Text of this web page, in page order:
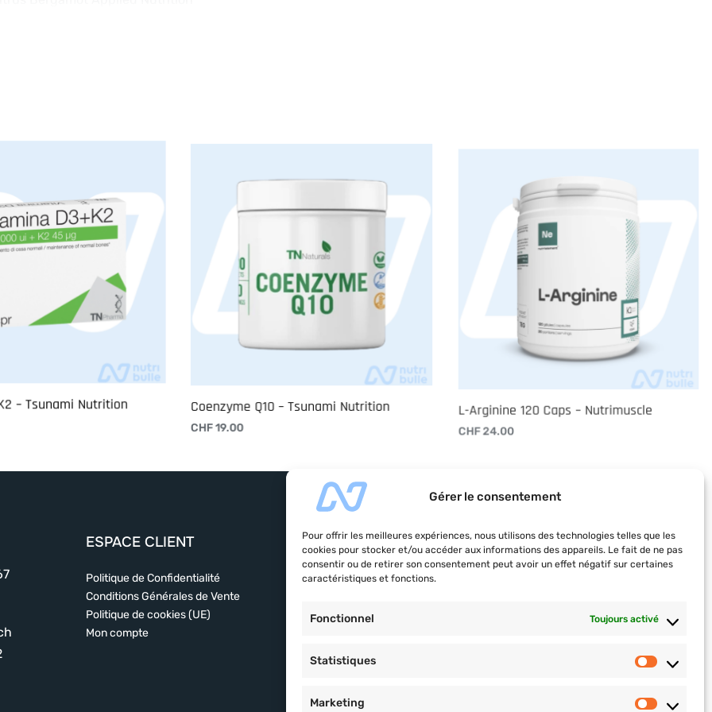
Gérer le consentement
Pour offrir les meilleures expériences, nous utilisons des technologies telles que les
cookies pour stocker et/ou accéder aux informations des appareils. Le fait de ne pas
consentir ou de retirer son consentement peut avoir un effet négatif sur certaines
caractéristiques et fonctions.
Fonctionnel Toujours activé
Statistiques
Marketing
soucieuse de sa santé. Ce
bonne santé cardiovasculaire
et des lipides. Ce qui en fait un
corporelle ou pour
Sans additifs inutiles et
résultats durables.
cœur. Optimisez votre
naturelle.
– Tsunami Nutrition Coenzyme Q10 – Tsunami Nutrition
CHF19.00
L-Arginine 120 Caps – Nutrimuscle
CHF24.00
Ajouter au panier
ESPACE CLIENT
Politique de Confidentialité
Conditions Générales de Vente
Politique de cookies (UE)
Mon compte
MENU
Alimentation saine
Sphère santé
Contact
COACHING PRO
personnalisés, suivi pro et